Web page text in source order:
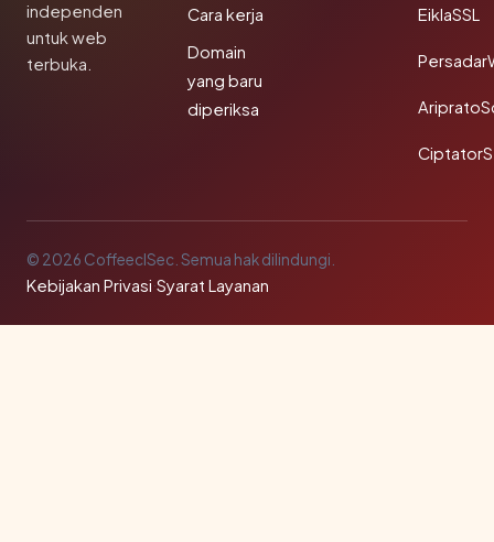
independen
untuk web
terbuka.
Cara kerja
Domain
yang baru
diperiksa
EiklaSSL
© 2026 CoffeeclSec. Semua hak dilindungi.
Kebijakan Privasi·Syarat Layanan